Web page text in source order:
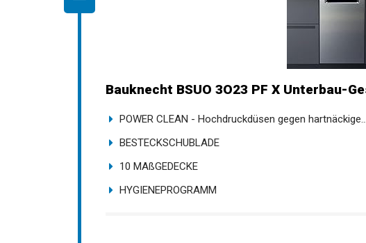
Bauknecht BSUO 3O23 PF X Unterbau-
POWER CLEAN - Hochdruckdüsen gegen hartnäckige...
BESTECKSCHUBLADE
10 MAßGEDECKE
HYGIENEPROGRAMM